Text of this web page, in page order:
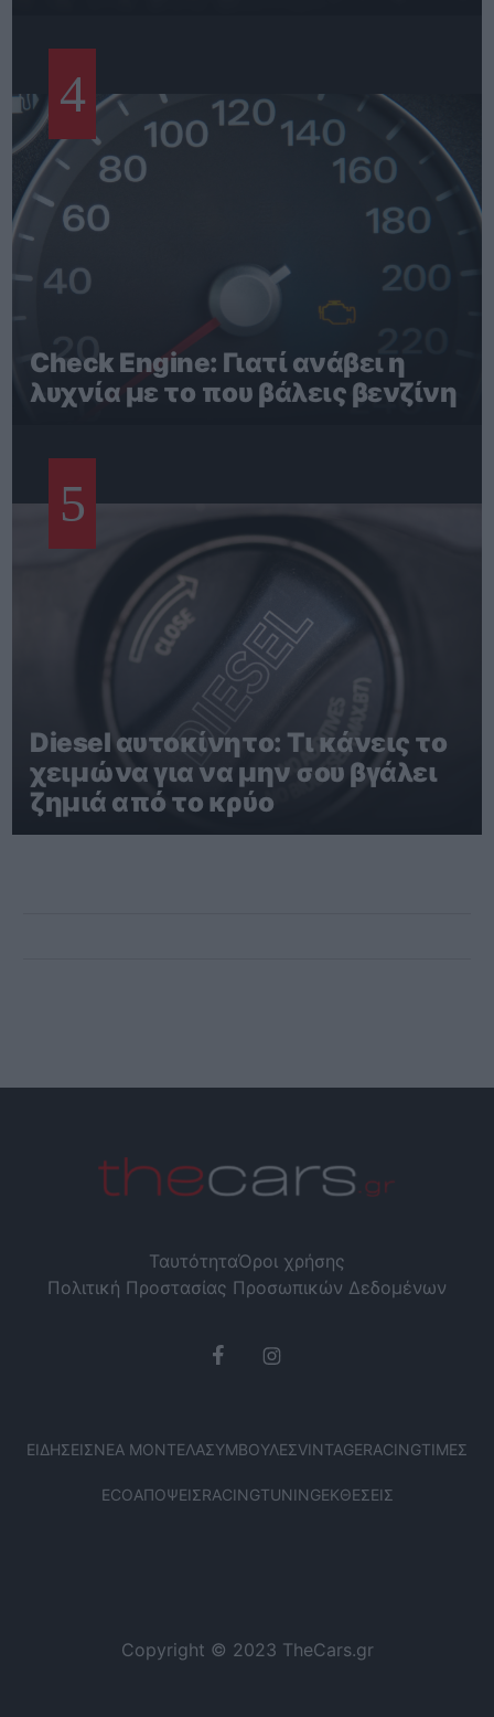
4
Check Engine: Γιατί ανάβει η
λυχνία με το που βάλεις βενζίνη
5
Diesel αυτοκίνητο: Τι κάνεις το
χειμώνα για να μην σου βγάλει
ζημιά από το κρύο
ΤαυτότηταΌροι χρήσης
Πολιτική Προστασίας Προσωπικών Δεδομένων
ΕΙΔΉΣΕΙΣΝΈΑ ΜΟΝΤΈΛΑΣΥΜΒΟΥΛΈΣVINTAGERACINGΤΙΜΈΣ
ECOΑΠΌΨΕΙΣRACINGTUNINGΕΚΘΈΣΕΙΣ
Copyright © 2023 TheCars.gr